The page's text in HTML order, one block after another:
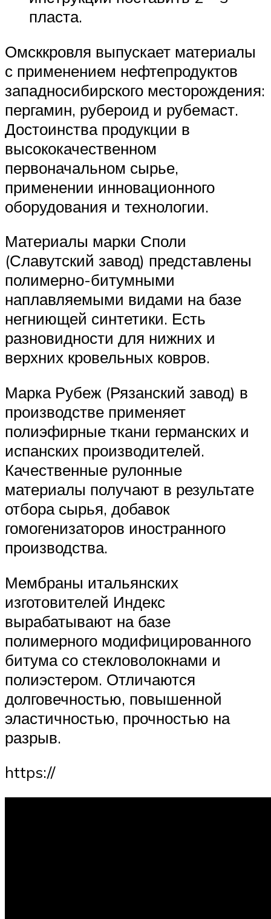
пласта.
Омсккровля выпускает материалы
с применением нефтепродуктов
западносибирского месторождения:
пергамин, рубероид и рубемаст.
Достоинства продукции в
высококачественном
первоначальном сырье,
применении инновационного
оборудования и технологии.
Материалы марки Споли
(Славутский завод) представлены
полимерно-битумными
наплавляемыми видами на базе
негниющей синтетики. Есть
разновидности для нижних и
верхних кровельных ковров.
Марка Рубеж (Рязанский завод) в
производстве применяет
полиэфирные ткани германских и
испанских производителей.
Качественные рулонные
материалы получают в результате
отбора сырья, добавок
гомогенизаторов иностранного
производства.
Мембраны итальянских
изготовителей Индекс
вырабатывают на базе
полимерного модифицированного
битума со стекловолокнами и
полиэстером. Отличаются
долговечностью, повышенной
эластичностью, прочностью на
разрыв.
https://